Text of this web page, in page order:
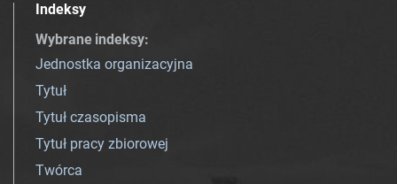
Indeksy
Wybrane indeksy:
Jednostka organizacyjna
Tytuł
Tytuł czasopisma
Tytuł pracy zbiorowej
Twórca